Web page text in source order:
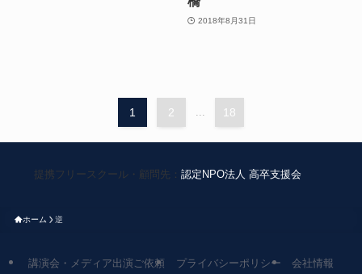
2018年8月31日
1 2 18
提携フリースクール・顧問先： 認定NPO法人 高卒支援会
ホーム 逆
講演会・メディア出演ご依頼 プライバシーポリシー 会社情報